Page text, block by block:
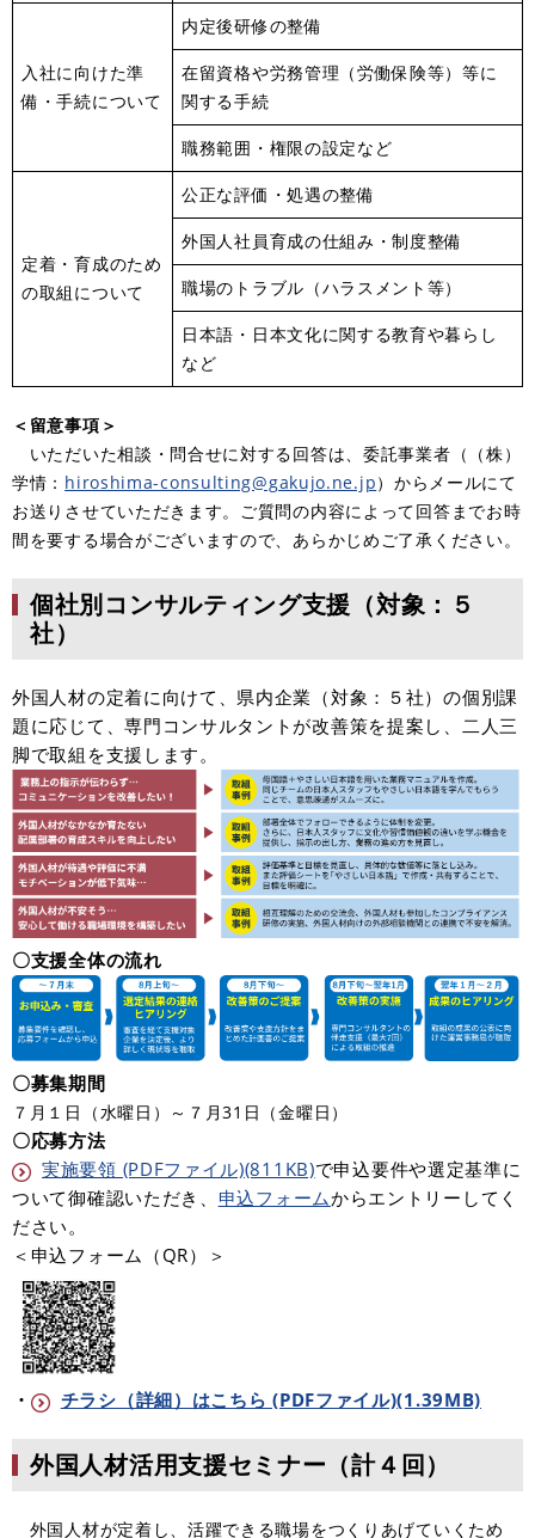
入社に向けた準
備・手続について
内定後研修の整備
在留資格や労務管理（労働保険等）等に
関する手続
職務範囲・権限の設定など
定着・育成のため
の取組について
公正な評価・処遇の整備
外国人社員育成の仕組み・制度整備
職場のトラブル（ハラスメント等）
日本語・日本文化に関する教育や暮らし
など
＜留意事項＞
いただいた相談・問合せに対する回答は、委託事業者（（株）
学情： hiroshima-consulting@gakujo.ne.jp）からメールにて
お送りさせていただきます。ご質問の内容によって回答までお時
間を要する場合がございますので、あらかじめご了承ください。
個社別コンサルティング支援（対象：５
社）
外国人材の定着に向けて、県内企業（対象：５社）の個別課
題に応じて、専門コンサルタントが改善策を提案し、二人三
脚で取組を支援します。
〇支援全体の流れ
〇募集期間
７月１日（水曜日）～７月31日（金曜日）
〇応募方法
実施要領 (PDFファイル)(811KB)で申込要件や選定基準に
ついて御確認いただき、 申込フォームからエントリーしてく
ださい。
＜申込フォーム（QR）＞
・ チラシ（詳細）はこちら (PDFファイル)(1.39MB)
外国人材活用支援セミナー（計４回）
外国人材が定着し、活躍できる職場をつくりあげていくため